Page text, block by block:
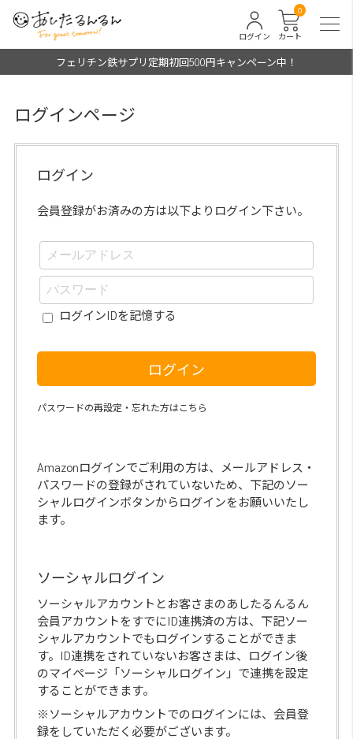
カート
0
ログイン
フェリチン鉄サプリ定期初回500円キャンペーン中！
ログインページ
ログイン
会員登録がお済みの方は以下よりログイン下さい。
ログインIDを記憶する
ログイン
パスワードの再設定・忘れた方はこちら
Amazonログインでご利用の方は、メールアドレス・
パスワードの登録がされていないため、下記のソー
シャルログインボタンからログインをお願いいたし
ます。
ソーシャルログイン
ソーシャルアカウントとお客さまのあしたるんるん
会員アカウントをすでにID連携済の方は、下記ソー
シャルアカウントでもログインすることができま
す。ID連携をされていないお客さまは、ログイン後
のマイページ「ソーシャルログイン」で連携を設定
することができます。
※ソーシャルアカウントでのログインには、会員登
録をしていただく必要がございます。